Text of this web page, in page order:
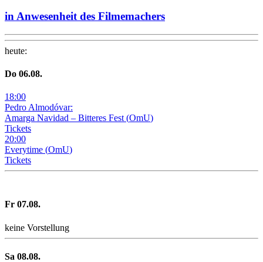
in Anwesenheit des Filmemachers
heute:
Do 06.08.
18:00
Pedro Almodóvar:
Amarga Navidad – Bitteres Fest (OmU)
Tickets
20:00
Everytime (OmU)
Tickets
Fr 07.08.
keine Vorstellung
Sa 08.08.